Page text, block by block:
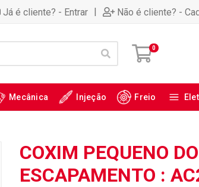
Já é cliente? - Entrar | Não é cliente? -
0
Mecânica Injeção Freio
COXIM PEQUENO DO
ESCAPAMENTO :